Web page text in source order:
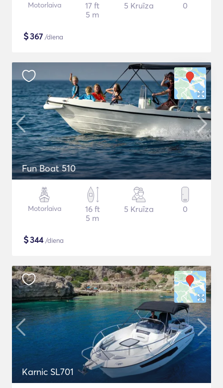
Motorlaiva
17 ft
5 m
5 Kruīza 0
$367 /diena
Fun Boat 510
Motorlaiva
16 ft
5 m
5 Kruīza 0
$344/diena
Karnic SL701